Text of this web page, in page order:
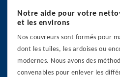
Notre aide pour votre
et les environs
Nos couvreurs sont formés pour
dont les tuiles, les ardoises ou
modernes. Nous avons des
convenables pour enlever les